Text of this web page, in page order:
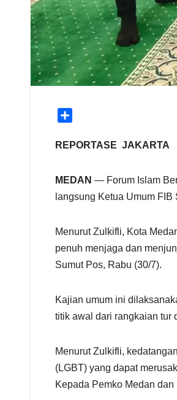
a
e
REPORTASE JAKARTA
MEDAN — Forum Islam
langsung Ketua Umum
Menurut Zulkifli, Kota
penuh menjaga dan
Sumut Pos, Rabu (30/7).
Kajian umum ini
titik awal dari rangkaian tur
Menurut Zulkifli,
(LGBT) yang dapat
Kepada Pemko Medan